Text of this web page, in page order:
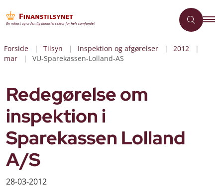
Forside Tilsyn Inspektion og afgørelser
2012
mar
VU-Sparekassen-Lolland-AS
Redegørelse om
inspektion i
Sparekassen Lolland
A/S
28-03-2012